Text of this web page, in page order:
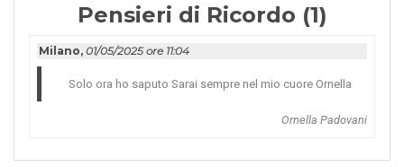
Pensieri di Ricordo (1)
Milano, 01/05/2025 ore 11:04
Solo ora ho saputo Sarai sempre nel mio cuore Ornella
Ornella Padovani